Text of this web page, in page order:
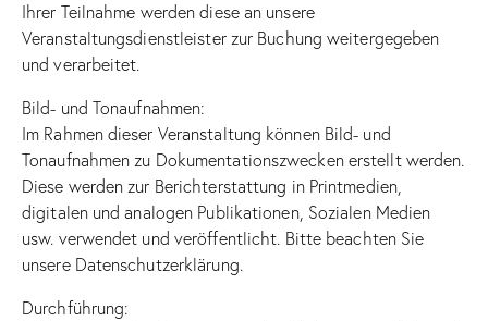
Ihrer Teilnahme werden diese an unsere
Veranstaltungsdienstleister zur Buchung weitergegeben
und verarbeitet.
Bild- und Tonaufnahmen:
Im Rahmen dieser Veranstaltung können Bild- und
Tonaufnahmen zu Dokumentationszwecken erstellt werden.
Diese werden zur Berichterstattung in Printmedien,
digitalen und analogen Publikationen, Sozialen Medien
usw. verwendet und veröffentlicht. Bitte beachten Sie
unsere Datenschutzerklärung.
Durchführung: